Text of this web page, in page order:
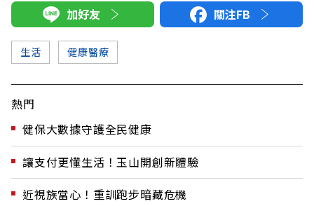
加好友 關注FB
生活 健康醫療
熱門
健保大數據守護全民健康
讓支付更懂生活！玉山開創新體驗
近視族當心！重訓跑步暗藏危機